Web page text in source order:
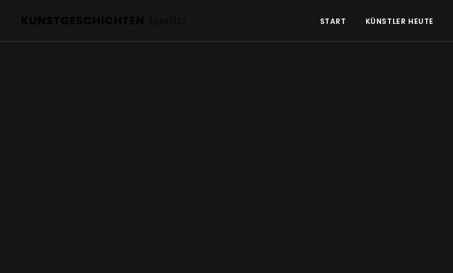
START KÜNSTLER HEUTE